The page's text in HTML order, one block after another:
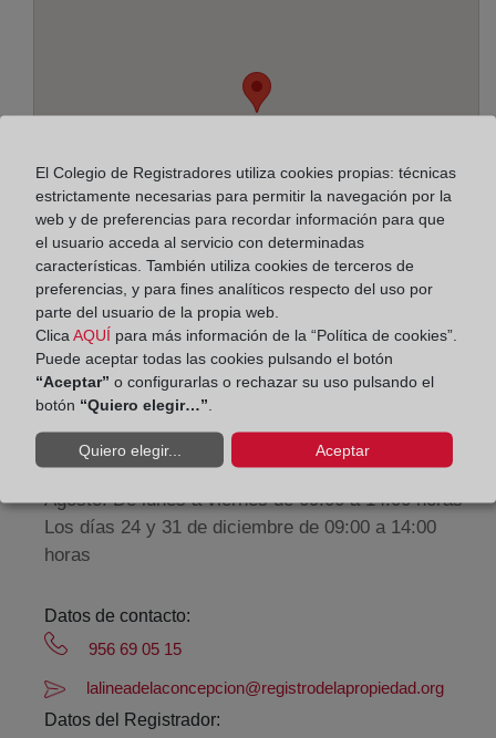
Dirección:
C/ San Cayetano, 8, 11300
Horario:
De lunes a viernes de 09:00 a 17:00 horas
Agosto: De lunes a viernes de 09:00 a 14:00 horas
Los días 24 y 31 de diciembre de 09:00 a 14:00
horas
Datos de contacto:
956 69 05 15
lalineadelaconcepcion@registrodelapropiedad.org
Datos del Registrador:
El Colegio de Registradores utiliza cookies propias: técnicas
estrictamente necesarias para permitir la navegación por la
web y de preferencias para recordar información para que
el usuario acceda al servicio con determinadas
características. También utiliza cookies de terceros de
preferencias, y para fines analíticos respecto del uso por
parte del usuario de la propia web.
Clica AQUÍ para más información de la “Política de cookies”.
Puede aceptar todas las cookies pulsando el botón
“Aceptar” o configurarlas o rechazar su uso pulsando el
botón “Quiero elegir…”
Quiero elegir... Aceptar